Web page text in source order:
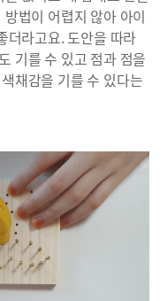
법이 어렵지 않아 아이
더라고요. 도안을 따라
기를 수 있고 점과 점을
채감을 기를 수 있다는